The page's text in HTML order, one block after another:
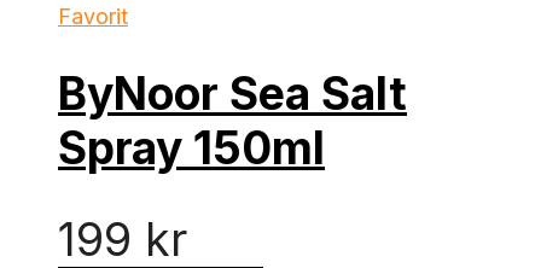
Favorit
ByNoor Sea Salt
Spray 150ml
199 kr